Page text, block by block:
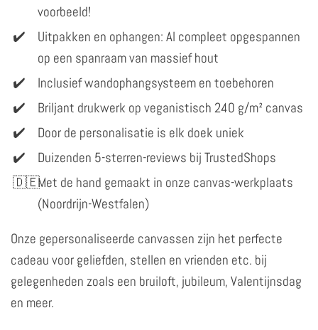
voorbeeld!
Uitpakken en ophangen: Al compleet opgespannen
op een spanraam van massief hout
Inclusief wandophangsysteem en toebehoren
Briljant drukwerk op veganistisch 240 g/m² canvas
Door de personalisatie is elk doek uniek
Duizenden 5-sterren-reviews bij TrustedShops
Met de hand gemaakt in onze canvas-werkplaats
(Noordrijn-Westfalen)
Onze gepersonaliseerde canvassen zijn het perfecte
cadeau voor geliefden, stellen en vrienden etc. bij
gelegenheden zoals een bruiloft, jubileum, Valentijnsdag
en meer.